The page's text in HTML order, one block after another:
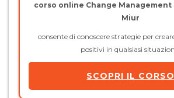
corso online Change
Miur
consente di conoscere strategie per
positivi in qualsiasi
SCOPRI IL CORSO